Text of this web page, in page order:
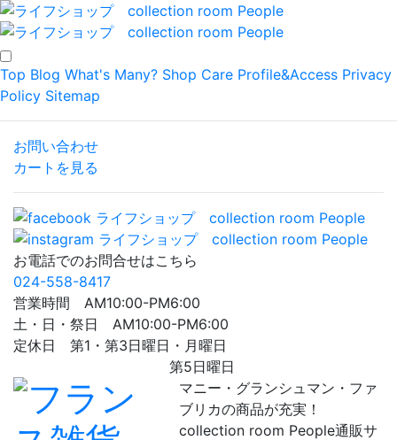
Top Blog What's Many? Shop Care Profile&Access Privacy
Policy Sitemap
お問い合わせ
カートを見る
お電話でのお問合せはこちら
024-558-8417
営業時間 AM10:00-PM6:00
土・日・祭日 AM10:00-PM6:00
定休日 第1・第3日曜日・月曜日
第5日曜日
マニー・グランシュマン・ファ
ブリカの商品が充実！
collection room People通販サ